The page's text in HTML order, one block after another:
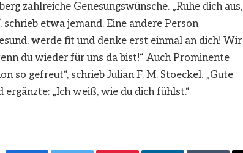
zahlreiche Genesungswünsche. „Ruhe dich aus,
etwa jemand. Eine andere Person
werde fit und denke erst einmal an dich! Wir
du wieder für uns da bist!“ Auch Prominente
so gefreut“, schrieb Julian F. M. Stoeckel. „Gute
„Ich weiß, wie du dich fühlst.“